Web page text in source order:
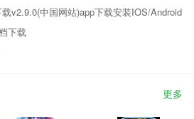
v2.9.0(中国网站)app下载安装IOS/Android
下载
更多